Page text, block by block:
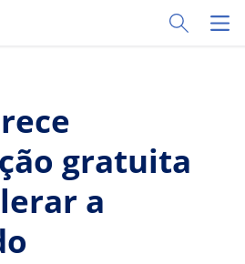
principale
Toggle
gratuita
a